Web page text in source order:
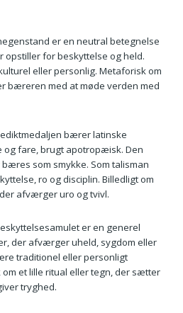
er en neutral betegnelse
for beskyttelse og held.
eller personlig. Metaforisk om
bæreren med at møde verden med
bærer latinske
fare, brugt apotropæisk. Den
som smykke. Som talisman
ro og disciplin. Billedligt om
afværger uro og tvivl.
er en generel
der afværger uheld, sygdom eller
traditionel eller personligt
et lille ritual eller tegn, der sætter
tryghed.